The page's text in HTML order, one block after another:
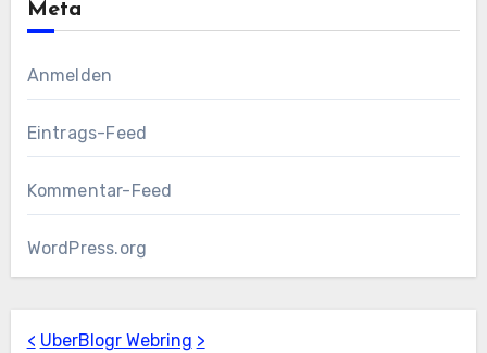
Meta
Anmelden
Eintrags-Feed
Kommentar-Feed
WordPress.org
< UberBlogr Webring >